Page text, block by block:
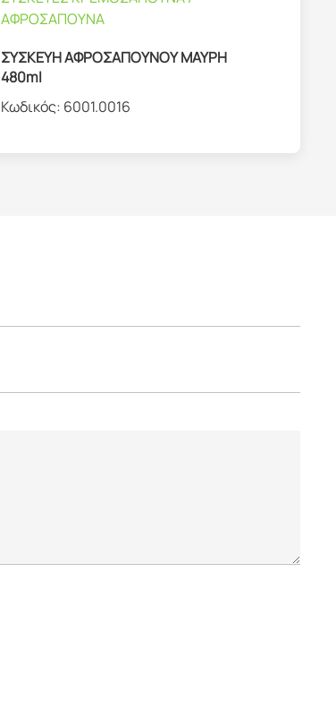
ΑΦΡΟΣΑΠΟΥΝΑ
ΣΥΣΚΕΥΗ ΑΦΡΟΣΑΠΟΥΝΟΥ ΜΑΥΡΗ
480ml
Κωδικός: 6001.0016